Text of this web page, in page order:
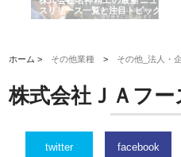
スリリース一覧と注目トピック
ホーム > その他業種 > その他_法人・
株式会社ＪＡフ
twitter facebook